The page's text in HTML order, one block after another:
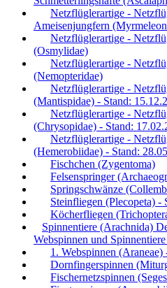
Netzflüglerartige -
Ameisenjungfern
Netzflüglerartige -
(Osmylidae)
Netzflüglerartige -
(Nemopteridae)
Netzflüglerartige -
(Mantispidae) - Stand:
Netzflüglerartige -
(Chrysopidae) - Stand:
Netzflüglerartige -
(Hemerobiidae) - Stand:
Fischchen (Zygentoma)
Felsenspringer
Springschwänze
Steinfliegen (Plecopeta) -
Köcherfliegen
Spinnentiere (Arachnida)
Webspinnen und
1. Webspinnen (Araneae)
Dornfingerspinnen
Fischernetzspinnen